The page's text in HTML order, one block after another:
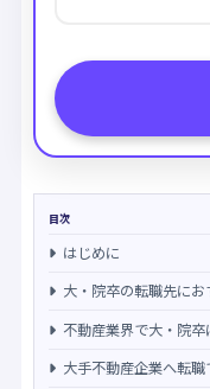
目次
はじめに
大・院卒の転職先に
不動産業界で大・院
大手不動産企業へ転